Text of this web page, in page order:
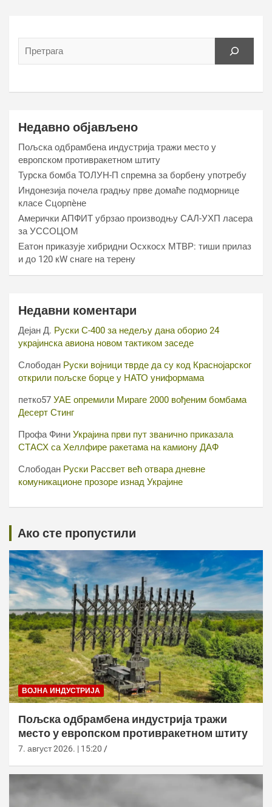
Недавно објављено
Пољска одбрамбена индустрија тражи место у
европском противракетном штиту
Турска бомба ТОЛУН-П спремна за борбену употребу
Индонезија почела градњу прве домаће подморнице
класе Сцорпèне
Амерички АПФИТ убрзао производњу САЛ-УХП ласера
за УССОЦОМ
Еатон приказује хибридни Осхкосх МТВР: тиши прилаз
и до 120 кW снаге на терену
Недавни коментари
Дејан Д. Руски С-400 за недељу дана оборио 24
украјинска авиона новом тактиком заседе
Слободан Руски војници тврде да су код Краснојарског
открили пољске борце у НАТО униформама
петко57 УАЕ опремили Мираге 2000 вођеним бомбама
Десерт Стинг
Профа Фини Украјина први пут званично приказала
СТАСХ са Хеллфире ракетама на камиону ДАФ
Слободан Руски Рассвет већ отвара дневне
комуникационе прозоре изнад Украјине
Ако сте пропустили
ВОЈНА ИНДУСТРИЈА
Пољска одбрамбена индустрија тражи
место у европском противракетном штиту
7. август 2026. | 15:20